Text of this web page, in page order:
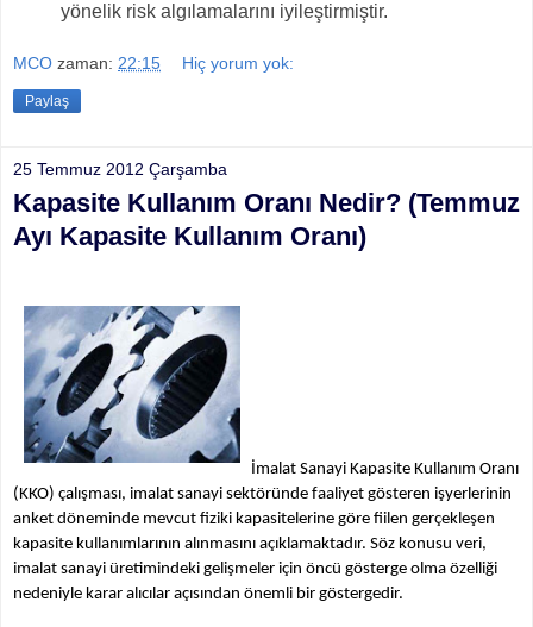
yönelik risk algılamalarını iyileştirmiştir.
MCO zaman: 22:15 Hiç yorum yok:
Paylaş
25 Temmuz 2012 Çarşamba
Kapasite Kullanım Oranı Nedir? (Temmuz
Ayı Kapasite Kullanım Oranı)
İmalat Sanayi Kapasite Kullanım Oranı
(KKO) çalışması, imalat sanayi sektöründe faaliyet gösteren işyerlerinin
anket döneminde mevcut fiziki kapasitelerine göre fiilen gerçekleşen
kapasite kullanımlarının alınmasını açıklamaktadır. Söz konusu veri,
imalat sanayi üretimindeki gelişmeler için öncü gösterge olma özelliği
nedeniyle karar alıcılar açısından önemli bir göstergedir.